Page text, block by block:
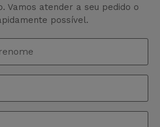
Vamos atender a seu pedido o
possível.